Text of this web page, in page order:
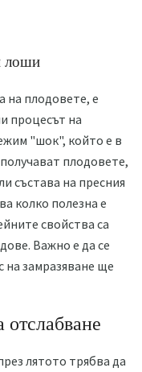
лоши
на плодовете, е
процесът на
"шок", който е в
плодовете,
състава на пресния
колко полезна е
свойства са
Важно е да се
замразяване ще
лятото трябва да